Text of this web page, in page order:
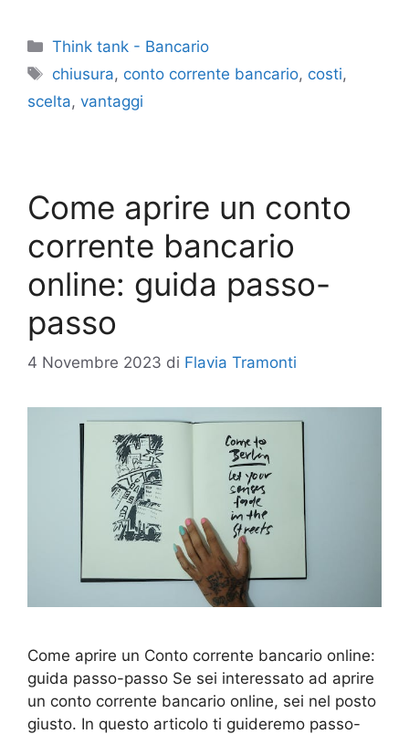
Categorie
Think tank - Bancario
Tag
chiusura, conto corrente bancario, costi,
scelta, vantaggi
Come aprire un conto
corrente bancario
online: guida passo-
passo
4 Novembre 2023 di Flavia Tramonti
Come aprire un Conto corrente bancario online:
guida passo-passo Se sei interessato ad aprire
un conto corrente bancario online, sei nel posto
giusto. In questo articolo ti guideremo passo-